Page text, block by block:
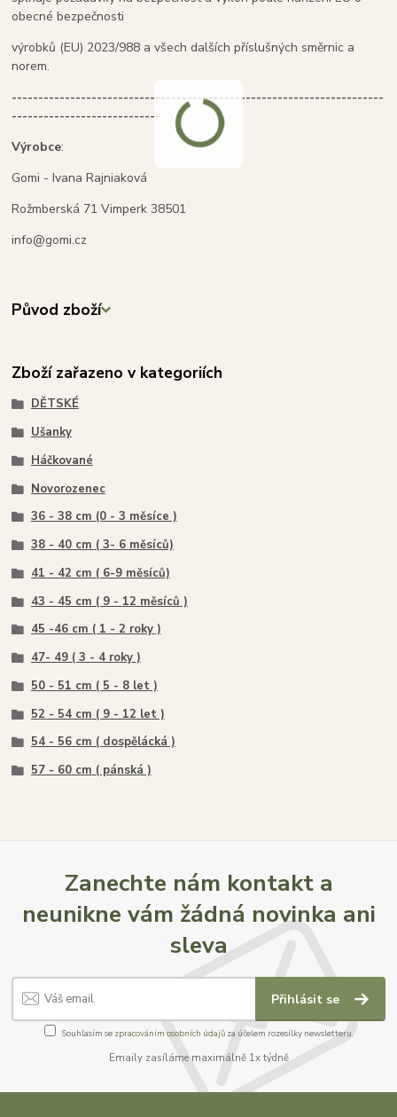
obecné bezpečnosti
výrobků (EU) 2023/988 a všech dalších příslušných směrnic a
norem.
----------------------------------------------------------------------
----------------------------
Výrobce:
Gomi - Ivana Rajniaková
Rožmberská 71 Vimperk 38501
info@gomi.cz
Původ zboží
Zboží zařazeno v kategoriích
DĚTSKÉ
Ušanky
Háčkované
Novorozenec
36 - 38 cm (0 - 3 měsíce )
38 - 40 cm ( 3- 6 měsíců)
41 - 42 cm ( 6-9 měsíců)
43 - 45 cm ( 9 - 12 měsíců )
45 -46 cm ( 1 - 2 roky )
47- 49 ( 3 - 4 roky )
50 - 51 cm ( 5 - 8 let )
52 - 54 cm ( 9 - 12 let )
54 - 56 cm ( dospělácká )
57 - 60 cm ( pánská )
Zanechte nám kontakt a
neunikne vám žádná novinka ani
sleva
Přihlásit se
Souhlasím se zpracováním osobních údajůza účelem rozesílky newsletteru.
Emaily zasíláme maximálně 1x týdně